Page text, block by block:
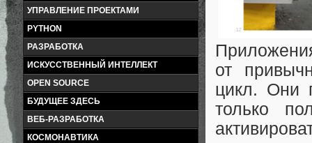
УПРАВЛЕНИЕ ПРОЕКТАМИ
PYTHON
РАЗРАБОТКА
ИСКУССТВЕННЫЙ ИНТЕЛЛЕКТ
OPEN SOURCE
БУДУЩЕЕ ЗДЕСЬ
ВЕБ-РАЗРАБОТКА
КОСМОНАВТИКА
от
цикл. Они
только